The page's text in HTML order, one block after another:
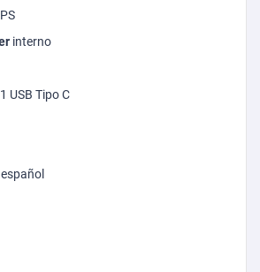
interno
USB Tipo C